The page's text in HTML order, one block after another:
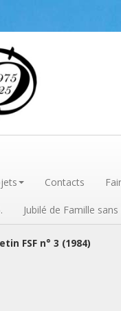
Contacts
Jubilé de Famille
FSF n° 3 (1984)